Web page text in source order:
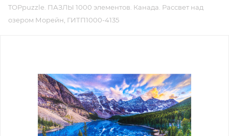
TOPpuzzle. ПАЗЛЫ 1000 элементов. Канада. Рассвет над
озером Морейн, ГИТП1000-4135